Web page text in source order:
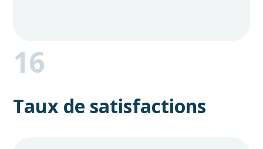
16
Taux de satisfactions